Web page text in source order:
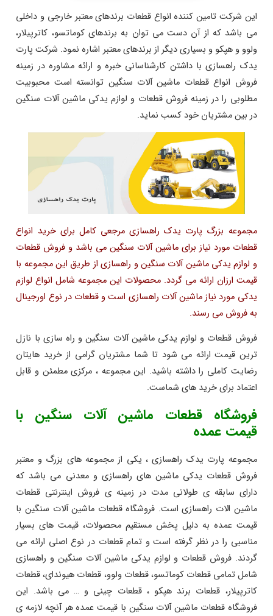
این شرکت تامین کننده انواع قطعات برندهای معتبر خارجی و داخلی
می باشد که از آن دست می توان به برندهای کوماتسو، کاترپیلار،
ولوو و هپکو و بسیاری دیگر از برندهای معتبر اشاره نمود. شرکت پارت
یدک راهسازی با داشتن کارشناسانی خبره و ارائه مشاوره در زمینه
فروش انواع قطعات ماشین آلات سنگین توانسته است محبوبیت
مطلوبی را در زمینه فروش قطعات و لوازم یدکی ماشین آلات سنگین
در بین مشتریان خود کسب نماید.
مجموعه بزرگ پارت یدک راهسازی مرجعی کامل برای خرید انواع
قطعات مورد نیاز برای ماشین آلات سنگین می باشد و فروش قطعات
و لوازم یدکی ماشین آلات سنگین و راهسازی از طریق این مجموعه با
قیمت ارزان ارائه می گردد. محصولات این مجموعه شامل انواع لوازم
یدکی مورد نیاز ماشین آلات راهسازی است و قطعات در نوع اورجینال
به فروش می رسند.
فروش قطعات و لوازم یدکی ماشین آلات سنگین و راه سازی با نازل
ترین قیمت ارائه می شود تا شما مشتریان گرامی از خرید هایتان
رضایت کاملی را داشته باشید. این مجموعه ، مرکزی مطمئن و قابل
اعتماد برای خرید های شماست.
فروشگاه قطعات ماشین آلات سنگین با
قیمت عمده
مجموعه پارت یدک راهسازی ، یکی از مجموعه‌ های بزرگ و معتبر
فروش قطعات یدکی ماشین‌ های راهسازی و معدنی می باشد که
دارای سابقه ی طولانی مدت در زمینه ی فروش اینترنتی قطعات
ماشین الات راهسازی است. فروشگاه قطعات ماشین آلات سنگین با
قیمت عمده به دلیل پخش مستقیم محصولات، قیمت های بسیار
مناسبی را در نظر گرفته است و تمام قطعات در نوع اصلی ارائه می
گردند. فروش قطعات و لوازم یدکی ماشین آلات سنگین و راهسازی
شاملتمامی قطعات کوماتسو، قطعات ولوو، قطعات هیوندای، قطعات
کاترپیلار، قطعات برند هپکو ، قطعات چینی و … می باشد. این
فروشگاه قطعات ماشین آلات سنگین با قیمت عمده هر آنچه لازمه ی